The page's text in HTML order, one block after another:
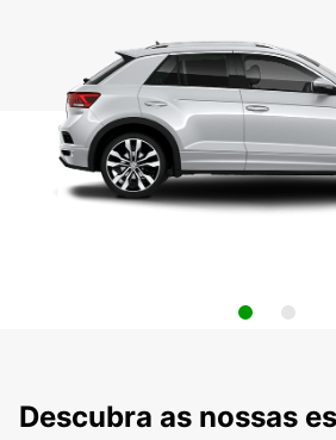
Descubra as nossas